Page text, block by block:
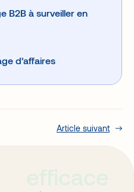
B2B à surveiller en
d’affaires
Article suivant